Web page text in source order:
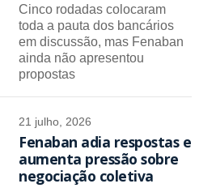
Cinco rodadas colocaram
toda a pauta dos bancários
em discussão, mas Fenaban
ainda não apresentou
propostas
21 julho, 2026
Fenaban adia respostas e
aumenta pressão sobre
negociação coletiva